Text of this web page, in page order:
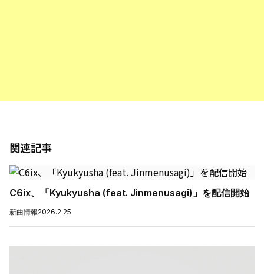
関連記事
C6ix、「Kyukyusha (feat. Jinmenusagi)」を配信開始
新曲情報2026.2.25